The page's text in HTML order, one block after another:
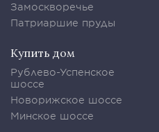
Замоскворечье
Патриаршие пруды
Купить дом
Рублево-Успенское
шоссе
Новорижское шоссе
Минское шоссе